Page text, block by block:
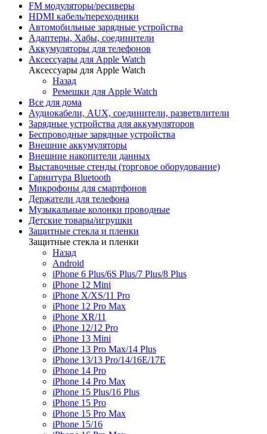
FM модуляторы/ресиверы
HDMI кабель/переходники
Автомобильные зарядные устройства
Адаптеры, Хабы, соединители
Аккумуляторы для телефонов
Аксессуары для Apple Watch
Аксессуары для Apple Watch
Назад
Ремешки для Apple Watch
Все для дома
Аудиокабели, AUX, соединители, разветвлители
Зарядные устройства для аккумуляторов
Беспроводные зарядные устройства
Внешние аккумуляторы
Внешние накопители данных
Выставочные стенды (торговое оборудование)
Гарнитура Bluetooth
Микрофоны для смартфонов
Держатели для телефона
Музыкальные колонки проводные
Детские товары/игрушки
Защитные стекла и пленки
Защитные стекла и пленки
Назад
Android
iPhone 6 Plus/6S Plus/7 Plus/8 Plus
iPhone 12 Mini
iPhone X/XS/11 Pro
iPhone 12 Pro Max
iPhone XR/11
iPhone 12/12 Pro
iPhone 13 Mini
iPhone 13 Pro Max/14 Plus
iPhone 13/13 Pro/14/16E/17E
iPhone 14 Pro
iPhone 14 Pro Max
iPhone 15 Plus/16 Plus
iPhone 15 Pro
iPhone 15 Pro Max
iPhone 15/16